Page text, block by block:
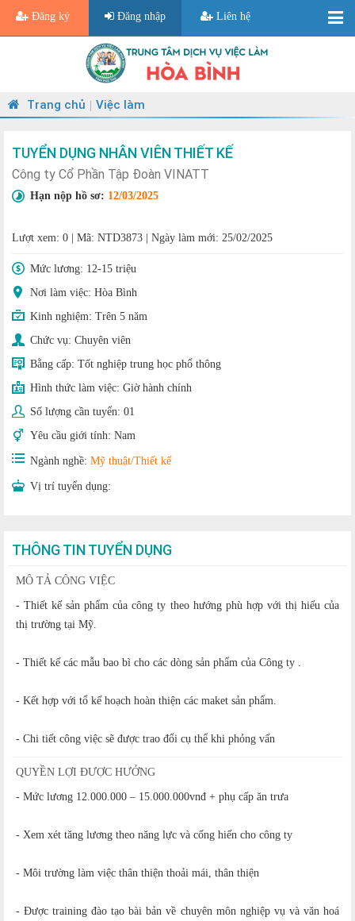
Đăng ký Đăng nhập Liên hệ
Trang chủ Việc làm
TUYỂN DỤNG NHÂN VIÊN THIẾT KẾ
Công ty Cổ Phần Tập Đoàn VINATT
Hạn nộp hồ sơ: 12/03/2025
Lượt xem: 0 Mã: NTD3873 Ngày làm mới: 25/02/2025
Mức lương: 12-15 triệu
Nơi làm việc: Hòa Bình
Kinh nghiệm: Trên 5 năm
Chức vụ: Chuyên viên
Bằng cấp: Tốt nghiệp trung học phổ thông
Hình thức làm việc: Giờ hành chính
Số lượng cần tuyển: 01
Yêu cầu giới tính: Nam
Ngành nghề: Mỹ thuật/Thiết kế
Vị trí tuyển dụng:
THÔNG TIN TUYỂN DỤNG
MÔ TẢ CÔNG VIỆC
- Thiết kế sản phẩm của công ty theo hướng phù hợp với thị hiếu của
thị trường tại Mỹ.
- Thiết kế các mẫu bao bì cho các dòng sản phẩm của Công ty .
- Kết hợp với tổ kế hoạch hoàn thiện các maket sản phẩm.
- Chi tiết công việc sẽ được trao đổi cụ thể khi phỏng vấn
QUYỀN LỢI ĐƯỢC HƯỞNG
- Mức lương 12.000.000 – 15.000.000vnđ + phụ cấp ăn trưa
- Xem xét tăng lương theo năng lực và cống hiến cho công ty
- Môi trường làm việc thân thiện thoải mái, thân thiện
- Được training đào tạo bài bản về chuyên môn nghiệp vụ và văn hoá